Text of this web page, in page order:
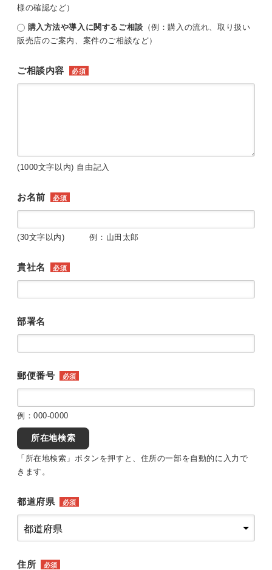
様の確認など）
購入方法や導入に関するご相談 （例：購入の流れ、取り扱い
販売店のご案内、案件のご相談など）
ご相談内容 必須
(1000文字以内) 自由記入
お名前 必須
(30文字以内) 例：山田太郎
貴社名 必須
部署名
郵便番号 必須
例：000-0000
所在地検索
「所在地検索」ボタンを押すと、住所の一部を自動的に入力で
きます。
都道府県 必須
住所 必須